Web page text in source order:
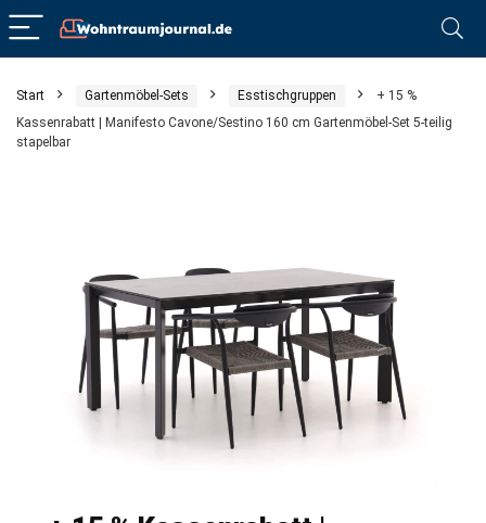
Start Gartenmöbel-Sets Esstischgruppen
+ 15 %
Kassenrabatt | Manifesto Cavone/Sestino 160 cm Gartenmöbel-Set 5-teilig
stapelbar